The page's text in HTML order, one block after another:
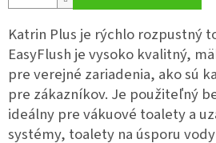
Katrin Plus je rýchlo rozpustný
EasyFlush je vysoko kvalitný,
pre verejné zariadenia, ako sú
pre zákazníkov. Je použiteľný
ideálny pre vákuové toalety a
systémy, toalety na úsporu